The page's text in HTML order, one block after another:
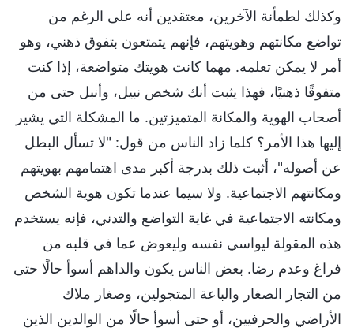
وكذلك لطمأنة الآخرين، معتقدين أنه على الرغم من
تواضع مكانتهم وهويتهم، فإنهم يتمتعون بتفوق ذهني، وهو
أمر لا يمكن تعلمه. مهما كانت هويتك متواضعة، إذا كنت
متفوقًا ذهنيًا، فهذا يثبت أنك شخص نبيل، وأنبل حتى من
أصحاب الهوية والمكانة المتميزتين. ما المشكلة التي يشير
إليها هذا الأمر؟ كلما زاد الناس من قول: "لا تسأل البطل
عن أصوله"، أثبت ذلك بدرجة أكبر مدى اهتمامهم بهويتهم
ومكانتهم الاجتماعية. ولا سيما عندما تكون هوية الشخص
ومكانته الاجتماعية في غاية التواضع والتدني، فإنه يستخدم
هذه المقولة ليواسي نفسه وليعوض عما في قلبه من
فراغ وعدم رضا. بعض الناس يكون والداهم أسوأ حالًا حتى
من التجار الصغار والباعة المتجولين، وصغار ملاك
الأراضي والحرفيين، أو حتى أسوأ حالًا من الوالدين الذين